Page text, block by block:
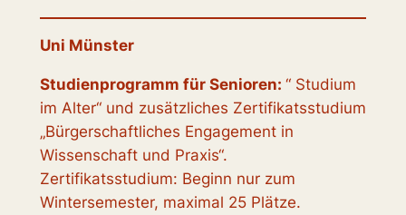
Uni Münster
Studienprogramm für Senioren: “ Studium
im Alter“ und zusätzliches Zertifikatsstudium
„Bürgerschaftliches Engagement in
Wissenschaft und Praxis“.
Zertifikatsstudium: Beginn nur zum
Wintersemester, maximal 25 Plätze.